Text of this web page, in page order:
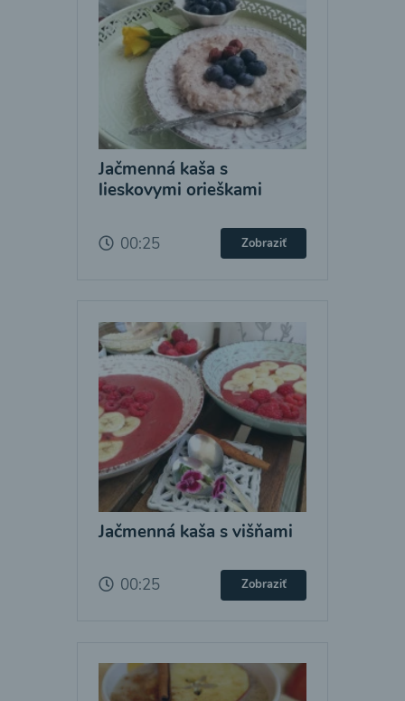
Jačmenná kaša s
lieskovymi orieškami
00:25 Zobraziť
Jačmenná kaša s višňami
00:25 Zobraziť